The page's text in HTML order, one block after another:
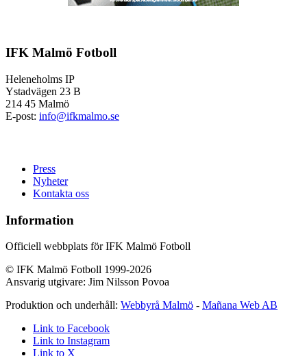
IFK Malmö Fotboll
Heleneholms IP
Ystadvägen 23 B
214 45 Malmö
E-post: info@ifkmalmo.se
Press
Nyheter
Kontakta oss
Information
Officiell webbplats för IFK Malmö Fotboll
© IFK Malmö Fotboll 1999-2026
Ansvarig utgivare: Jim Nilsson Povoa
Produktion och underhåll: Webbyrå Malmö - Mañana Web AB
Link to Facebook
Link to Instagram
Link to X